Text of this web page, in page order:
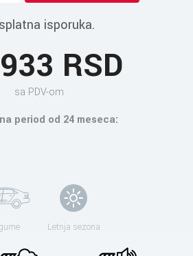
isporuka.
RSD
sa PDV-om
period od 24 meseca:
Letnja sezona